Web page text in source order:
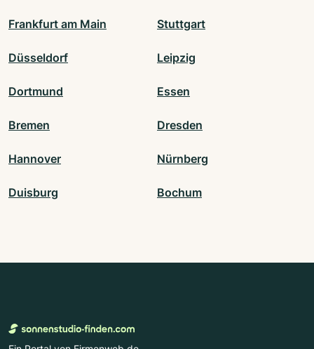
Frankfurt am Main Stuttgart
Düsseldorf Leipzig
Dortmund Essen
Bremen Dresden
Hannover Nürnberg
Duisburg Bochum